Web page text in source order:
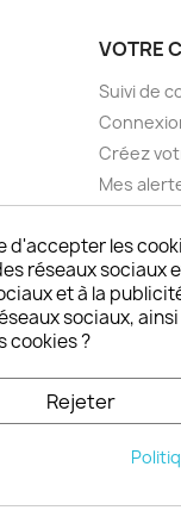
VOTRE
Suivi de
Créez
Mes
-
d'accepter les
réseaux sociaux
et à la
sociaux,
cookies ?
Rejeter